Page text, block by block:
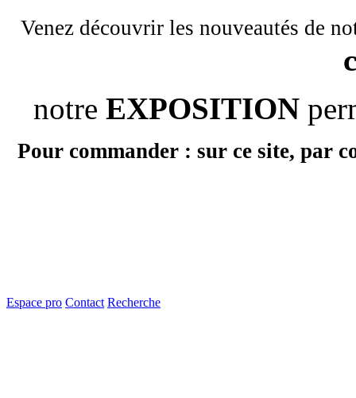
Venez découvrir les nouveautés de
notre EXPOSITION
Pour commander : sur ce site, par
Espace pro Contact Recherche